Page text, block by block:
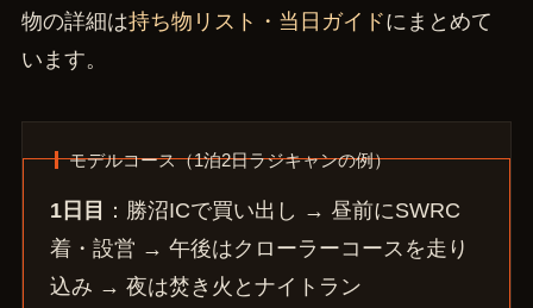
物の詳細は持ち物リスト・当日ガイドにまとめて
います。
モデルコース（1泊2日ラジキャンの例）
1日目
：勝沼ICで買い出し → 昼前にSWRC
着・設営 → 午後はクローラーコースを走り
込み → 夜は焚き火とナイトラン